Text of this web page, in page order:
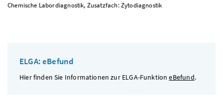
Chemische Labordiagnostik, Zusatzfach: Zytodiagnostik
ELGA: eBefund
Hier finden Sie Informationen zur ELGA-FunktioneBefund.